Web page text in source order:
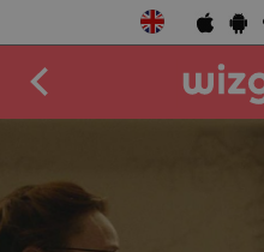
DRINK